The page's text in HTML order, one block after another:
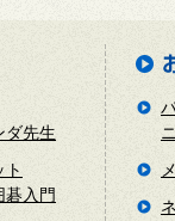
ダ先生
碁入門